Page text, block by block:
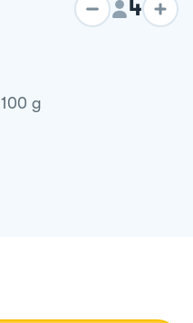
4
100 g